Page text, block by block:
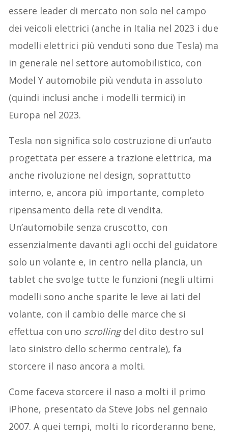
essere leader di mercato non solo nel campo
dei veicoli elettrici (anche in Italia nel 2023 i due
modelli elettrici più venduti sono due Tesla) ma
in generale nel settore automobilistico, con
Model Y automobile più venduta in assoluto
(quindi inclusi anche i modelli termici) in
Europa nel 2023.
Tesla non significa solo costruzione di un’auto
progettata per essere a trazione elettrica, ma
anche rivoluzione nel design, soprattutto
interno, e, ancora più importante, completo
ripensamento della rete di vendita.
Un’automobile senza cruscotto, con
essenzialmente davanti agli occhi del guidatore
solo un volante e, in centro nella plancia, un
tablet che svolge tutte le funzioni (negli ultimi
modelli sono anche sparite le leve ai lati del
volante, con il cambio delle marce che si
effettua con uno scrollingdel dito destro sul
lato sinistro dello schermo centrale), fa
storcere il naso ancora a molti.
Come faceva storcere il naso a molti il primo
iPhone, presentato da Steve Jobs nel gennaio
2007. A quei tempi, molti lo ricorderanno bene,